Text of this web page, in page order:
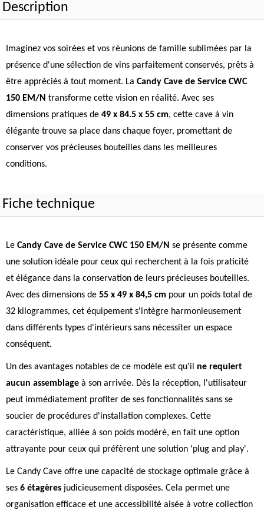
Description
Imaginez vos soirées et vos réunions de famille sublimées par la
présence d'une sélection de vins parfaitement conservés, prêts à
être appréciés à tout moment. La Candy Cave de Service CWC
150 EM/N transforme cette vision en réalité. Avec ses
dimensions pratiques de 49 x 84.5 x 55 cm, cette cave à vin
élégante trouve sa place dans chaque foyer, promettant de
conserver vos précieuses bouteilles dans les meilleures
conditions.
Fiche technique
Le Candy Cave de Service CWC 150 EM/N se présente comme
une solution idéale pour ceux qui recherchent à la fois praticité
et élégance dans la conservation de leurs précieuses bouteilles.
Avec des dimensions de 55 x 49 x 84,5 cm pour un poids total de
32 kilogrammes, cet équipement s'intègre harmonieusement
dans différents types d'intérieurs sans nécessiter un espace
conséquent.
Un des avantages notables de ce modèle est qu'il ne requiert
aucun assemblage à son arrivée. Dès la réception, l'utilisateur
peut immédiatement profiter de ses fonctionnalités sans se
soucier de procédures d'installation complexes. Cette
caractéristique, alliée à son poids modéré, en fait une option
attrayante pour ceux qui préfèrent une solution 'plug and play'.
Le Candy Cave offre une capacité de stockage optimale grâce à
ses 6 étagères judicieusement disposées. Cela permet une
organisation efficace et une accessibilité aisée à votre collection